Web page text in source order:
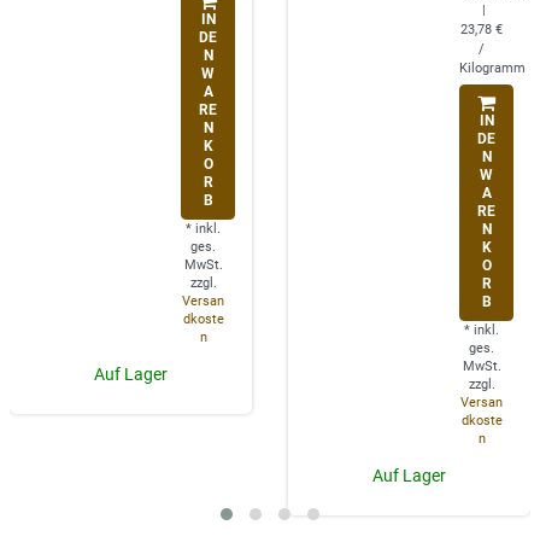
IN
DE
N
W
A
RE
N
K
O
R
B
* inkl.
ges.
MwSt.
zzgl.
Versan
dkoste
n
Auf Lager
|
23,78 €
/
Kilogramm
IN
DE
N
W
A
RE
N
K
O
R
B
* inkl.
ges.
MwSt.
zzgl.
Versan
dkoste
n
Auf Lager